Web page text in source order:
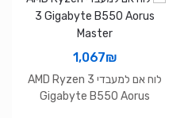
1,067₪
לוח אם למעבדי AMD Ryzen 3
Gigabyte B550 Aorus